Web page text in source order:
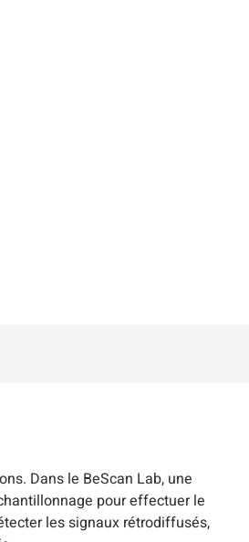
Dans le BeScan Lab, une
pour effectuer le
les signaux rétrodiffusés,